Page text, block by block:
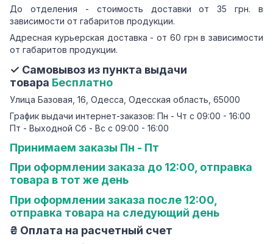
До отделения - стоимость доставки от 35 грн. в
зависимости от габаритов продукции.
Адресная курьерская доставка - от 60 грн в зависимости
от габаритов продукции.
✓ Самовывоз из пункта выдачи
товара Бесплатно
Улица Базовая, 16, Одесса, Одесская область, 65000
График выдачи интернет-заказов: Пн - Чт с 09:00 - 16:00
Пт - Выходной Сб - Вс с 09:00 - 16:00
Принимаем заказы Пн - Пт
При оформлении заказа до 12:00, отправка
товара в тот же день
При оформлении заказа после 12:00,
отправка товара на следующий день
₴ Оплата на расчетный счет